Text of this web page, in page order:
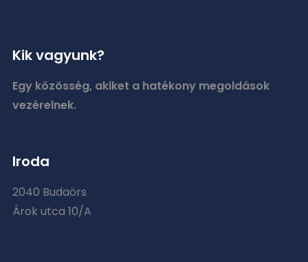
Kik vagyunk?
Egy közösség, akiket a hatékony megoldások
vezérelnek.
Iroda
2040 Budaörs
Árok utca 10/A